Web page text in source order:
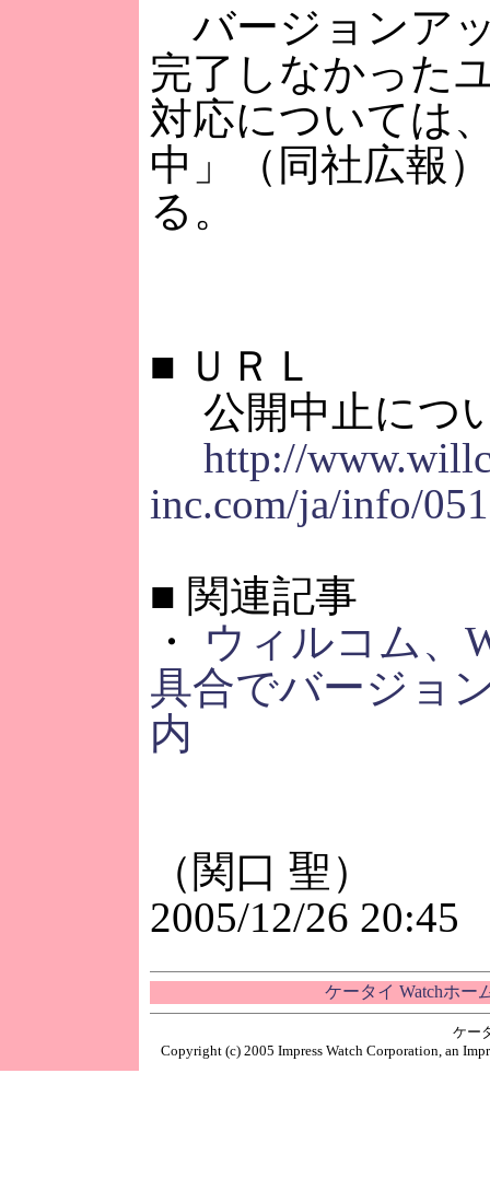
バージョンア
完了しなかった
対応については
中」（同社広報
る。
■ ＵＲＬ
公開中止につ
http://
inc.com/ja/info/
■ 関連記事
・ ウィルコム、
具合でバージョ
内
（関口 聖）
2005/12/26 20:45
ケータイ Watchホー
ケー
Copyright (c) 2005 Impress Watch Corporation, an